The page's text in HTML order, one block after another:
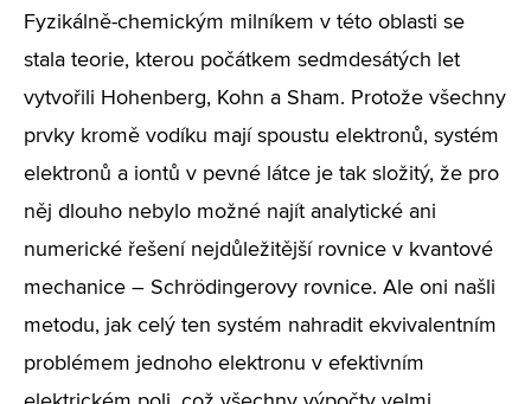
Fyzikálně-chemickým milníkem v této oblasti se
stala teorie, kterou počátkem sedmdesátých let
vytvořili Hohenberg, Kohn a Sham. Protože všechny
prvky kromě vodíku mají spoustu elektronů, systém
elektronů a iontů v pevné látce je tak složitý, že pro
něj dlouho nebylo možné najít analytické ani
numerické řešení nejdůležitější rovnice v kvantové
mechanice – Schrödingerovy rovnice. Ale oni našli
metodu, jak celý ten systém nahradit ekvivalentním
problémem jednoho elektronu v efektivním